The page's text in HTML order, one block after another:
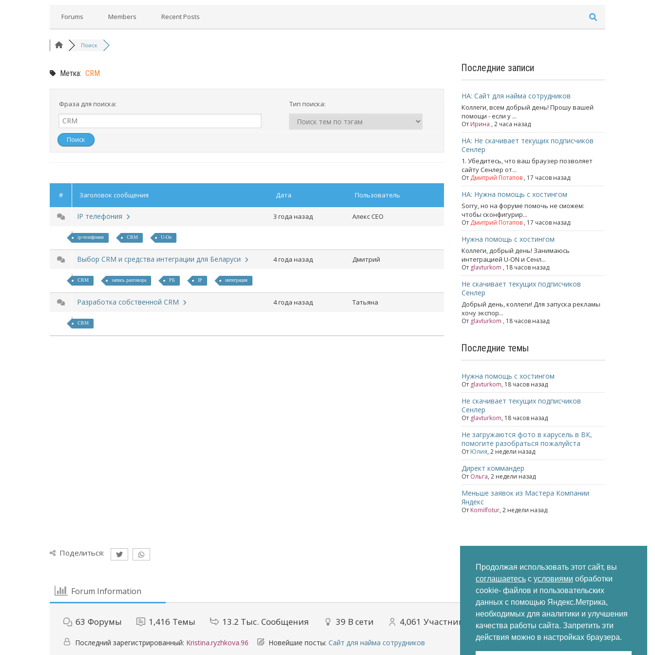
Forums Members Recent Posts
Поиск
Метка: CRM
Фраза для поиска: Тип поиска:
# Заголовок сообщения Дата Пользователь
IP телефония 3 года назад Алекс CEO
ip-телефония CRM U-On
Выбор CRM и средства интеграции для Беларуси 4 года назад Дмитрий
CRM запись разговора РБ IP интеграция
Разработка собственной CRM 4 года назад Татьяна
CRM
Последние записи
НА: Сайт для найма сотрудников
Коллеги, всем добрый день! Прошу вашей
помощи - если у ...
От Ирина , 2 часа назад
НА: Не скачивает текущих подписчиков
Сенлер
1. Убедитесь, что ваш браузер позволяет
сайту Сенлер от...
От Дмитрий Потапов, 17 часов назад
НА: Нужна помощь с хостингом
Sorry, но на форуме помочь не сможем:
чтобы сконфигурир...
От Дмитрий Потапов, 17 часов назад
Нужна помощь с хостингом
Коллеги, добрый день! Занимаюсь
интеграцией U-ON и Сенл...
От glavturkom , 18 часов назад
Не скачивает текущих подписчиков
Сенлер
Добрый день, коллеги! Для запуска рекламы
хочу экспор...
От glavturkom , 18 часов назад
Последние темы
Нужна помощь с хостингом
От glavturkom, 18 часов назад
Не скачивает текущих подписчиков
Сенлер
От glavturkom, 18 часов назад
Не загружаются фото в карусель в ВК,
помогите разобраться пожалуйста
От Юлия, 2 недели назад
Директ коммандер
От Ольга, 2 недели назад
Меньше заявок из Мастера Компании
Яндекс
От Komilfotur, 2 недели назад
Поделиться:
Forum Information Последние Непрочитанные Метки
63 Форумы 1,416 Темы 13.2 Тыс. Сообщения 39 В сети 4,061 Участники
Последний зарегистрированный: Kristina.ryzhkova.96 Новейшие посты: Сайт для найма сотрудников
Продолжая использовать этот сайт, вы
соглашаетесь с условиями обработки
cookie- файлов и пользовательских
данных с помощью Яндекс.Метрика,
необходимых для аналитики и улучшения
качества работы сайта. Запретить эти
действия можно в настройках браузера.